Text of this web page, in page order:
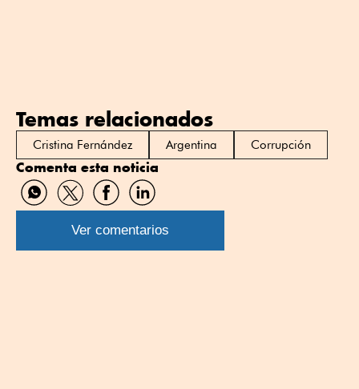
Temas relacionados
Cristina Fernández Argentina Corrupción
Comenta esta noticia
Compartir
por
WhatsApp
Compartir
por
Twitter
Compartir
por
Facebook
Compartir
por
Linkedin
Ver comentarios